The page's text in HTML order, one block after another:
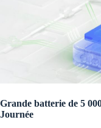
Grande batterie de 5
Journée